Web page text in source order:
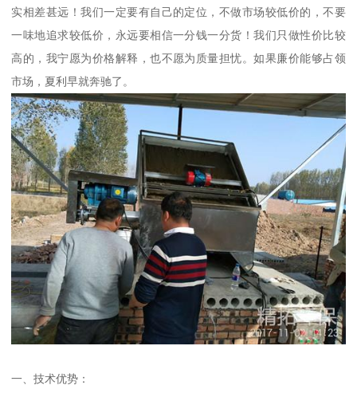
实相差甚远！我们一定要有自己的定位，不做市场较低价的，不要
一味地追求较低价，永远要相信一分钱一分货！我们只做性价比较
高的，我宁愿为价格解释，也不愿为质量担忧。如果廉价能够占领
市场，夏利早就奔驰了。
一、技术优势：